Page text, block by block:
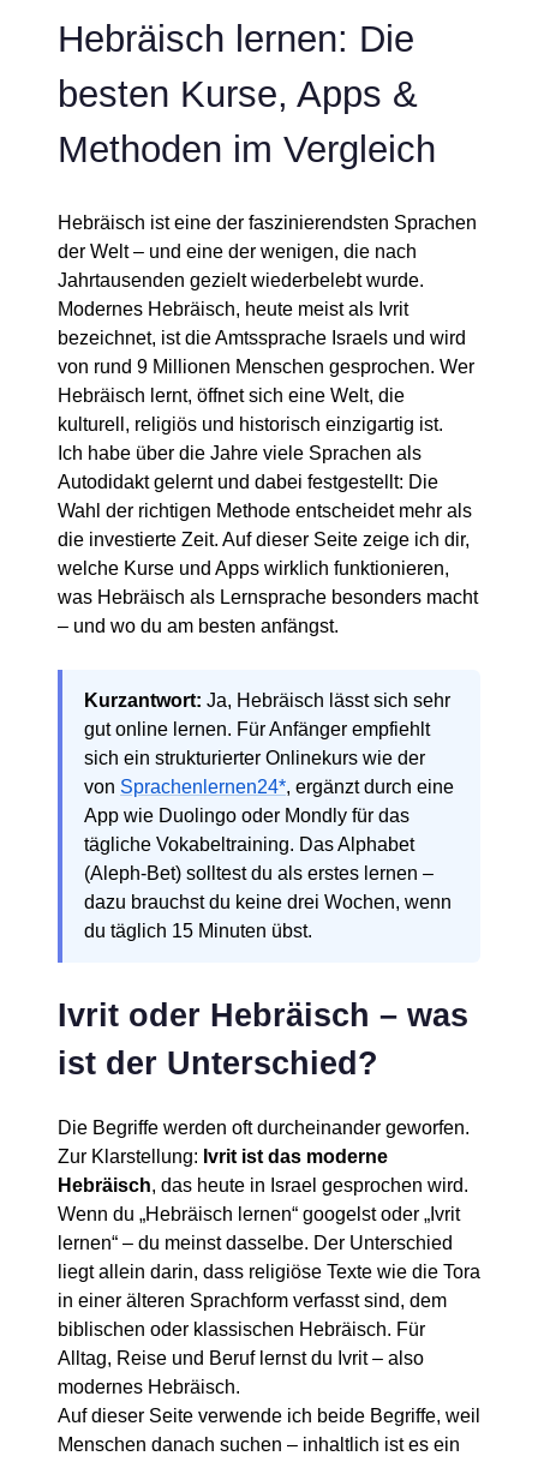
Hebräisch lernen: Die
besten Kurse, Apps &
Methoden im Vergleich
Hebräisch ist eine der faszinierendsten Sprachen
der Welt – und eine der wenigen, die nach
Jahrtausenden gezielt wiederbelebt wurde.
Modernes Hebräisch, heute meist als Ivrit
bezeichnet, ist die Amtssprache Israels und wird
von rund 9 Millionen Menschen gesprochen. Wer
Hebräisch lernt, öffnet sich eine Welt, die
kulturell, religiös und historisch einzigartig ist.
Ich habe über die Jahre viele Sprachen als
Autodidakt gelernt und dabei festgestellt: Die
Wahl der richtigen Methode entscheidet mehr als
die investierte Zeit. Auf dieser Seite zeige ich dir,
welche Kurse und Apps wirklich funktionieren,
was Hebräisch als Lernsprache besonders macht
– und wo du am besten anfängst.
Kurzantwort: Ja, Hebräisch lässt sich sehr
gut online lernen. Für Anfänger empfiehlt
sich ein strukturierter Onlinekurs wie der
von Sprachenlernen24*, ergänzt durch eine
App wie Duolingo oder Mondly für das
tägliche Vokabeltraining. Das Alphabet
(Aleph-Bet) solltest du als erstes lernen –
dazu brauchst du keine drei Wochen, wenn
du täglich 15 Minuten übst.
Ivrit oder Hebräisch – was
ist der Unterschied?
Die Begriffe werden oft durcheinander geworfen.
Zur Klarstellung: Ivrit ist das moderne
Hebräisch, das heute in Israel gesprochen wird.
Wenn du „Hebräisch lernen“ googelst oder „Ivrit
lernen“ – du meinst dasselbe. Der Unterschied
liegt allein darin, dass religiöse Texte wie die Tora
in einer älteren Sprachform verfasst sind, dem
biblischen oder klassischen Hebräisch. Für
Alltag, Reise und Beruf lernst du Ivrit – also
modernes Hebräisch.
Auf dieser Seite verwende ich beide Begriffe, weil
Menschen danach suchen – inhaltlich ist es ein